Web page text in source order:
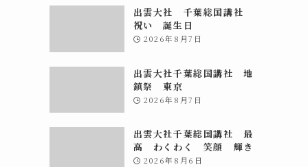
出雲大社 千葉総国講社
祝い 誕生日
2026年8月7日
出雲大社千葉総国講社 地
鎮祭 東京
2026年8月7日
出雲大社千葉総国講社 最
高 わくわく 笑顔 輝き
2026年8月6日